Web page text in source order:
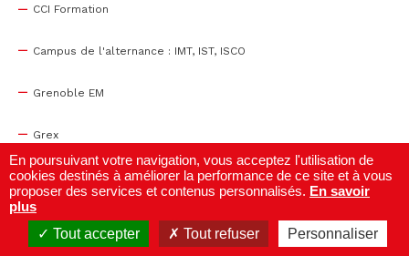
CCI Formation
Campus de l'alternance : IMT, IST, ISCO
Grenoble EM
Grex
WTC Grenoble
Centre de congrès
En poursuivant votre navigation, vous acceptez l'utilisation de
cookies destinés à améliorer la performance de ce site et à vous
proposer des services et contenus personnalisés. En savoir
plus
Tout accepter
Tout refuser Personnaliser